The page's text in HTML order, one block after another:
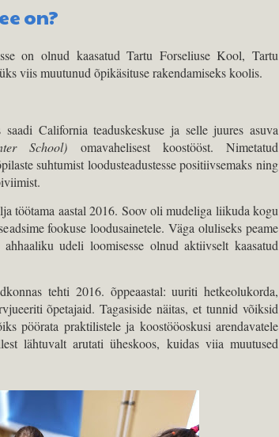
on?
on olnud kaasatud Tartu Forseliuse Kool, Tartu
viis muutunud õpikäsituse rakendamiseks koolis.
California teaduskeskuse ja selle juures asuva
School) omavahelisest koostööst. Nimetatud
suhtumist loodusteadustesse positiivsemaks ning
töötama aastal 2016. Soov oli mudeliga liikuda kogu
fookuse loodusainetele. Väga oluliseks peame
udeli loomisesse olnud aktiivselt kaasatud
tehti 2016. õppeaastal: uuriti hetkeolukorda,
õpetajaid. Tagasiside näitas, et tunnid võiksid
pöörata praktilistele ja koostööoskusi arendavatele
lähtuvalt arutati üheskoos, kuidas viia muutused